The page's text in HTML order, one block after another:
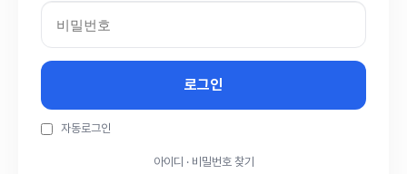
자동로그인
아이디 · 비밀번호 찾기